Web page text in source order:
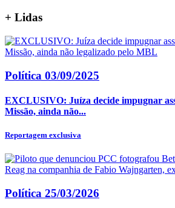
+ Lidas
Política 03/09/2025
EXCLUSIVO: Juíza decide impugnar
Missão, ainda não...
Reportagem exclusiva
Política 25/03/2026